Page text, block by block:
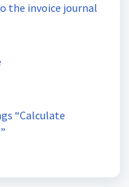
the invoice journal
“Calculate